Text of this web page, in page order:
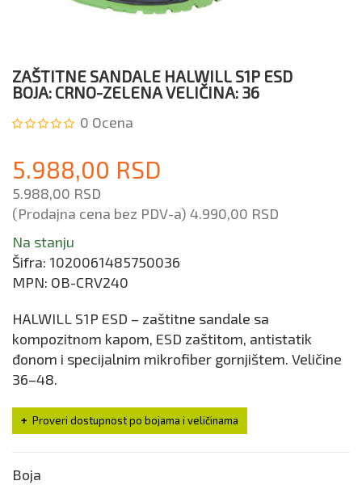
ZAŠTITNE SANDALE HALWILL S1P ESD
BOJA: CRNO-ZELENA VELIČINA: 36
0 Ocena
5.988,00 RSD
5.988,00 RSD
(Prodajna cena bez PDV-a) 4.990,00 RSD
Na stanju
Šifra: 1020061485750036
MPN: OB-CRV240
HALWILL S1P ESD – zaštitne sandale sa
kompozitnom kapom, ESD zaštitom, antistatik
đonom i specijalnim mikrofiber gornjištem. Veličine
36–48.
Proveri dostupnost po bojama i veličinama
Boja